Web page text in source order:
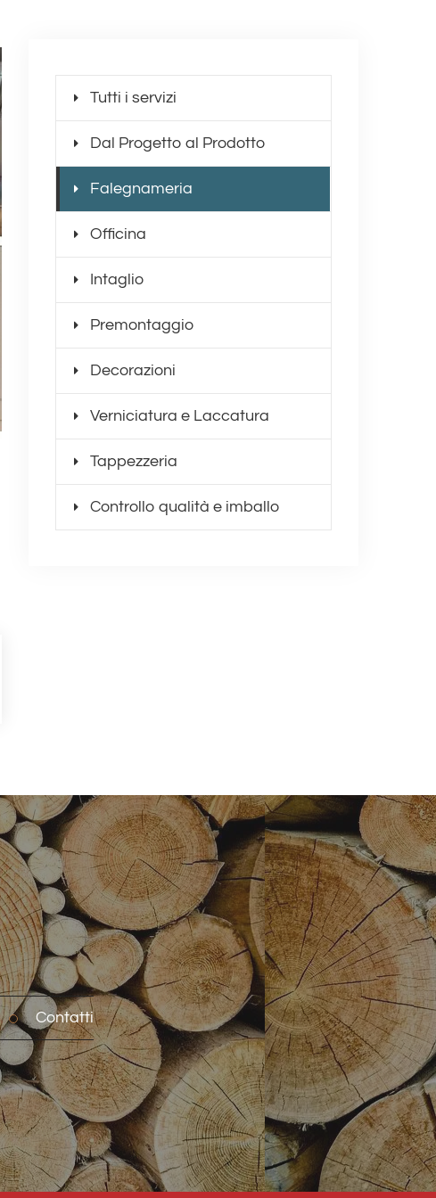
Tutti i servizi
Dal Progetto al Prodotto
Falegnameria
Officina
Intaglio
Premontaggio
Decorazioni
Verniciatura e Laccatura
Tappezzeria
Controllo qualità e imballo
Contatti